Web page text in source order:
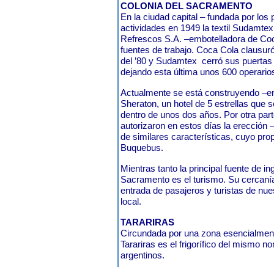
COLONIA DEL SACRAMENTO
En la ciudad capital – fundada por
actividades en 1949 la textil
Refrescos S.A. –embotelladora de
fuentes de trabajo. Coca Cola
del ’80 y Sudamtex cerró sus
dejando esta última unos 600
Actualmente se está construyendo
Sheraton, un hotel de 5 estrellas que
dentro de unos dos años. Por otra
autorizaron en estos días la erección
de similares características, cuyo
Buquebus.
Mientras tanto la principal fuente de
Sacramento es el turismo. Su
entrada de pasajeros y turistas de
local.
TARARIRAS
Circundada por una zona
Tarariras es el frigorífico del mismo
argentinos.